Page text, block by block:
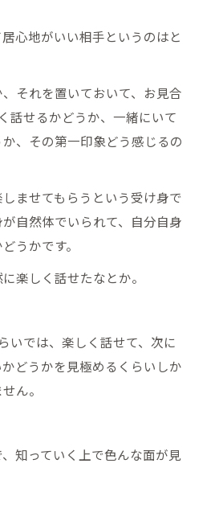
心地がいい相手というのはと
それを置いておいて、お見合
話せるかどうか、一緒にいて
、その第一印象どう感じるの
ませてもらうという受け身で
自然体でいられて、自分自身
うかです。
楽しく話せたなとか。
いでは、楽しく話せて、次に
どうかを見極めるくらいしか
ん。
知っていく上で色んな面が見